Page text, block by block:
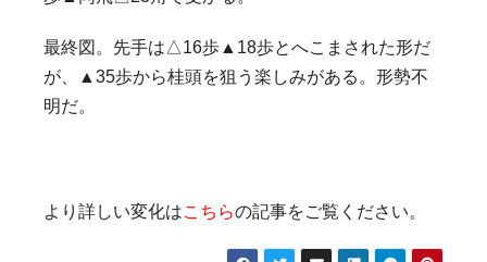
最終図。先手は△16歩▲18歩とへこまされた形だ
が、▲35歩から桂頭を狙う楽しみがある。形勢不
明だ。
より詳しい変化はこちらの記事をご覧ください。